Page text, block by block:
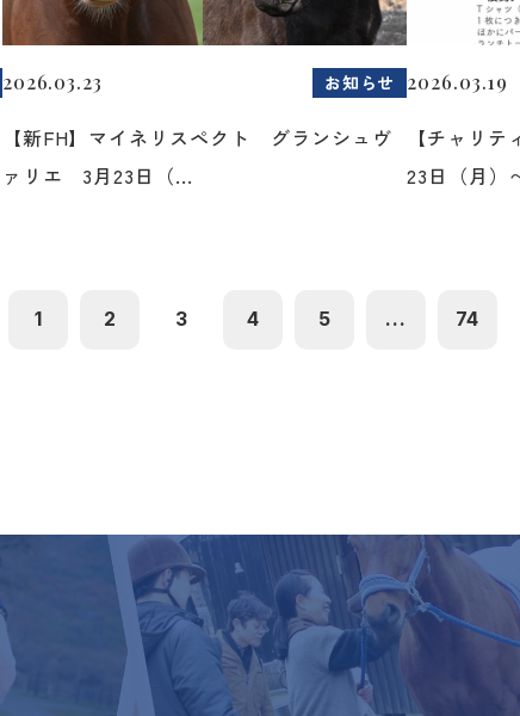
2026.03.23 お知らせ
【新FH】マイネリスペクト グランシュヴ
ァリエ 3月23日（...
2026.03.19
【チャリ
23日（月）
1 2 3 4 5 ... 74